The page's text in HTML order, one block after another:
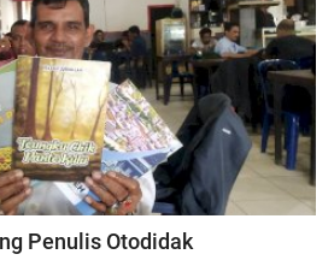
Penulis Otodidak